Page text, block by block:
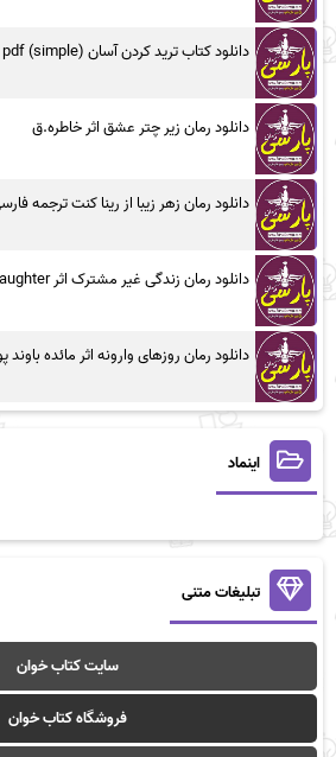
دانلود کتاب ترید کردن آسان (simple) pdf
دانلود رمان زیر چتر عشق اثر خاطره.ق
دانلود رمان زهر زیبا از رینا کنت ترجمه
دانلود رمان زندگی غیر مشترک اثر sun_daughter
دانلود رمان روزهای وارونه اثر مائده باوند
اینماد
تبلیغات متنی
سایت کتاب خوان
فروشگاه کتاب خوان